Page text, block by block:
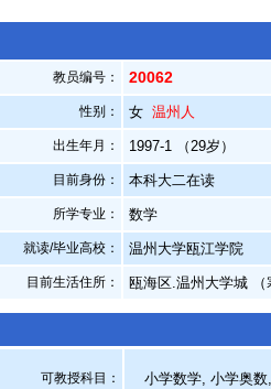
教员编号： 20062
性别： 女 温州人
出生年月： 1997-1 （29岁）
目前身份： 本科大二在读
所学专业： 数学
就读/毕业高校： 温州大学瓯江学院
目前生活住所： 瓯海区.温州大学城 （
可教授科目： 小学数学, 小学奥数